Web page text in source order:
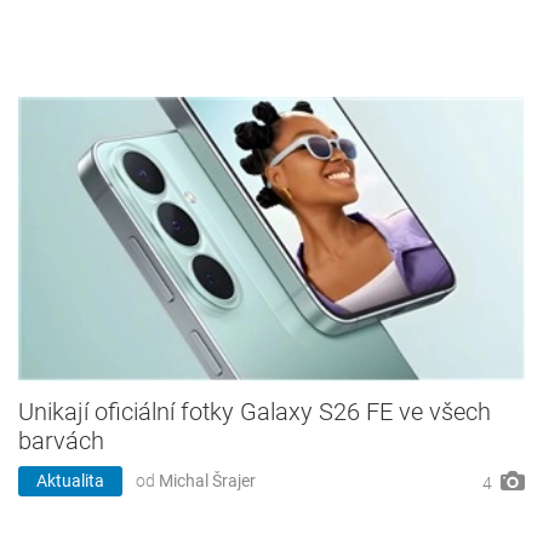
Unikají oficiální fotky Galaxy S26 FE ve všech
barvách
Aktualita od Michal Šrajer 4